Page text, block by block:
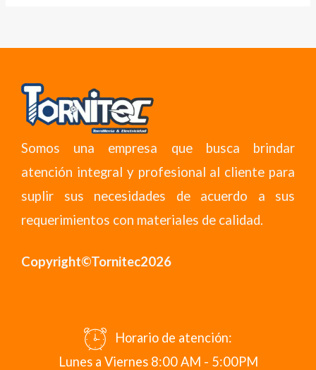
Somos una empresa que busca brindar
atención integral y profesional al cliente para
suplir sus necesidades de acuerdo a sus
requerimientos con materiales de calidad.
Copyright©Tornitec2026
Horario de atención:
Lunes a Viernes 8:00 AM - 5:00PM